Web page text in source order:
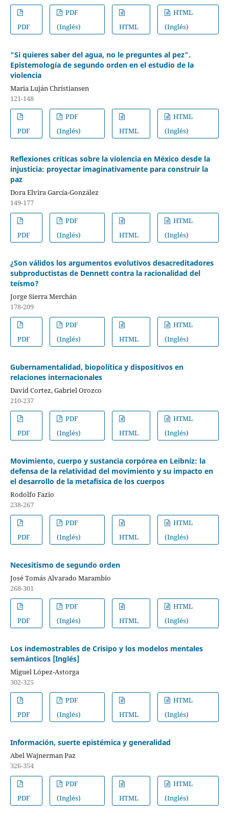
PDF
PDF
(Inglés)
HTML
HTML
(Inglés)
"Si quieres saber del agua, no le preguntes al pez".
Epistemología de segundo orden en el estudio de la
violencia
Maria Luján Christiansen
121-148
PDF
PDF
(Inglés)
HTML
HTML
(Inglés)
Reflexiones críticas sobre la violencia en México desde la
injusticia: proyectar imaginativamente para construir la
paz
Dora Elvira García-González
149-177
PDF
PDF
(Inglés)
HTML
HTML
(Inglés)
¿Son válidos los argumentos evolutivos desacreditadores
subproductistas de Dennett contra la racionalidad del
teísmo?
Jorge Sierra Merchán
178-209
PDF
PDF
(Inglés)
HTML
HTML
(Inglés)
Gubernamentalidad, biopolítica y dispositivos en
relaciones internacionales
David Cortez, Gabriel Orozco
210-237
PDF
PDF
(Inglés)
HTML
HTML
(Inglés)
Movimiento, cuerpo y sustancia corpórea en Leibniz: la
defensa de la relatividad del movimiento y su impacto en
el desarrollo de la metafísica de los cuerpos
Rodolfo Fazio
238-267
PDF
PDF
(Inglés)
HTML
HTML
(Inglés)
Necesitismo de segundo orden
José Tomás Alvarado Marambio
268-301
PDF
PDF
(Inglés)
HTML
HTML
(Inglés)
Los indemostrables de Crisipo y los modelos mentales
semánticos [Inglés]
Miguel López-Astorga
302-325
PDF
PDF
(Inglés)
HTML
HTML
(Inglés)
Información, suerte epistémica y generalidad
Abel Wajnerman Paz
326-354
PDF
PDF
(Inglés)
HTML
HTML
(Inglés)